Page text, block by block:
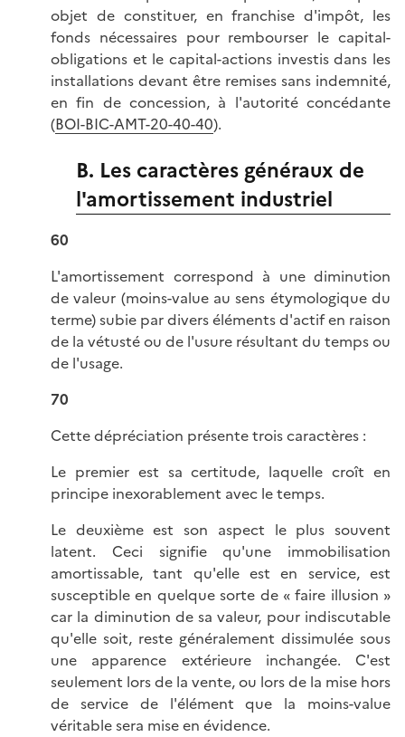
objet de constituer, en franchise d'impôt, les
fonds nécessaires pour rembourser le capital-
obligations et le capital-actions investis dans les
installations devant être remises sans indemnité,
en fin de concession, à l'autorité concédante
(BOI-BIC-AMT-20-40-40).
B. Les caractères généraux de
l'amortissement industriel
60
L'amortissement correspond à une diminution
de valeur (moins-value au sens étymologique du
terme) subie par divers éléments d'actif en raison
de la vétusté ou de l'usure résultant du temps ou
de l'usage.
70
Cette dépréciation présente trois caractères :
Le premier est sa certitude, laquelle croît en
principe inexorablement avec le temps.
Le deuxième est son aspect le plus souvent
latent. Ceci signifie qu'une immobilisation
amortissable, tant qu'elle est en service, est
susceptible en quelque sorte de « faire illusion »
car la diminution de sa valeur, pour indiscutable
qu'elle soit, reste généralement dissimulée sous
une apparence extérieure inchangée. C'est
seulement lors de la vente, ou lors de la mise hors
de service de l'élément que la moins-value
véritable sera mise en évidence.